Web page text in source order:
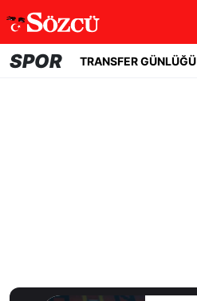
SPOR TRANSFER GÜNLÜĞÜ